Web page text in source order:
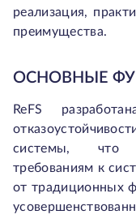
реализация,
преимущества.
ОСНОВНЫЕ
ReFS
системы, что
требованиям к
от традиционных